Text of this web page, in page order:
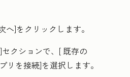
へ]をクリックします。
]セクションで、[ 既存の
リを接続]を選択します。